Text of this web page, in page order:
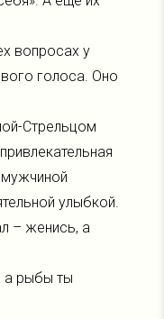
вопросах у
голоса. Оно
Стрельцом
улыбкой.
– женись, а
а рыбы ты